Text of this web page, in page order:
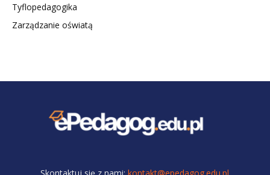
Tyflopedagogika
Zarządzanie oświatą